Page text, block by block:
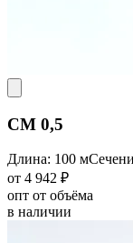
CM 0,5
Длина: 100 м
от 4 942 ₽
опт от объёма
в наличии